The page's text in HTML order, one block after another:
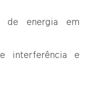
de energia em
interferência e